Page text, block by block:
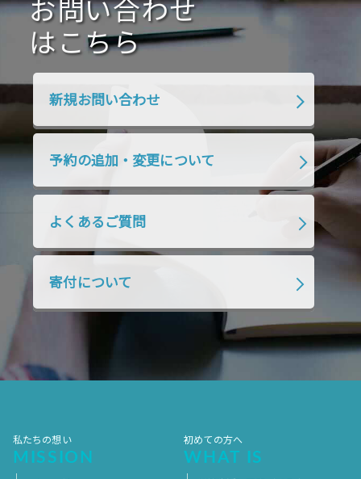
2020年7月 2020年6月 2020年5月
2020年4月 2020年3月 2020年2月
2019年9月
2019年4月
2018年7月 2018年6月
2018年4月 2018年3月 2018年2月
2018年1月 2017年12月
2017年10月 2017年9月 2017年8月
2017年5月
2017年4月
お問い合わせ
はこちら
新規お問い合わせ
予約の追加・変更について
よくあるご質問
寄付について
私たちの想い
MISSION
初めての方へ
WHAT IS